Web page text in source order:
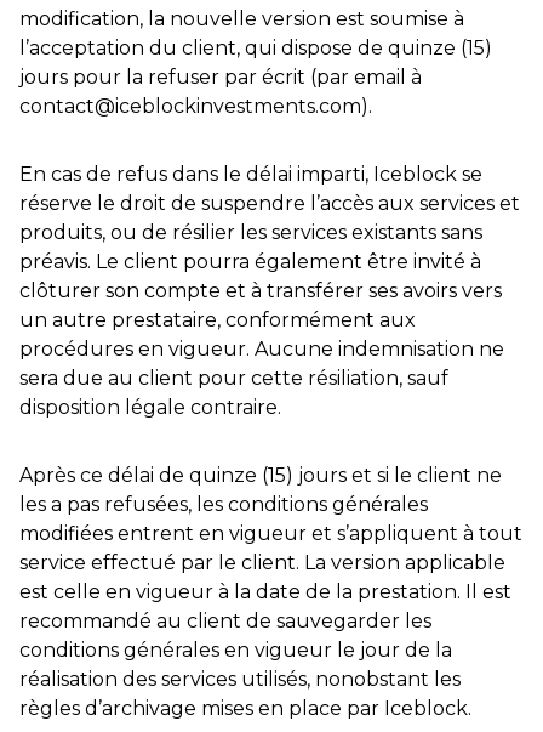
modification, la nouvelle version est soumise à
l’acceptation du client, qui dispose de quinze (15)
jours pour la refuser par écrit (par email à
contact@iceblockinvestments.com).
En cas de refus dans le délai imparti, Iceblock se
réserve le droit de suspendre l’accès aux services et
produits, ou de résilier les services existants sans
préavis. Le client pourra également être invité à
clôturer son compte et à transférer ses avoirs vers
un autre prestataire, conformément aux
procédures en vigueur. Aucune indemnisation ne
sera due au client pour cette résiliation, sauf
disposition légale contraire.
Après ce délai de quinze (15) jours et si le client ne
les a pas refusées, les conditions générales
modifiées entrent en vigueur et s’appliquent à tout
service effectué par le client. La version applicable
est celle en vigueur à la date de la prestation. Il est
recommandé au client de sauvegarder les
conditions générales en vigueur le jour de la
réalisation des services utilisés, nonobstant les
règles d’archivage mises en place par Iceblock.